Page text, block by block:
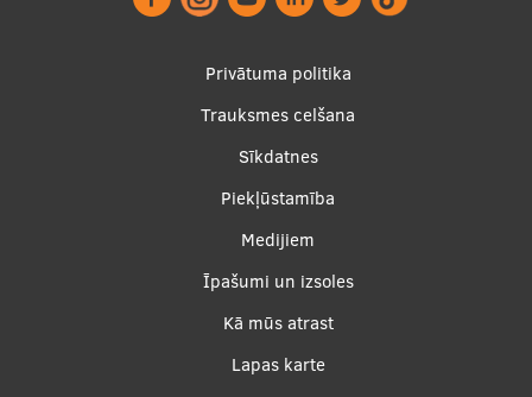
Privātuma politika
Trauksmes celšana
Sīkdatnes
Piekļūstamība
Medijiem
Īpašumi un izsoles
Kā mūs atrast
Lapas karte